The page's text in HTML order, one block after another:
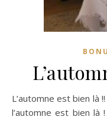
L’automne est bien là !! Et oui, je pense qu’on peut dire que
l’automne est bien là